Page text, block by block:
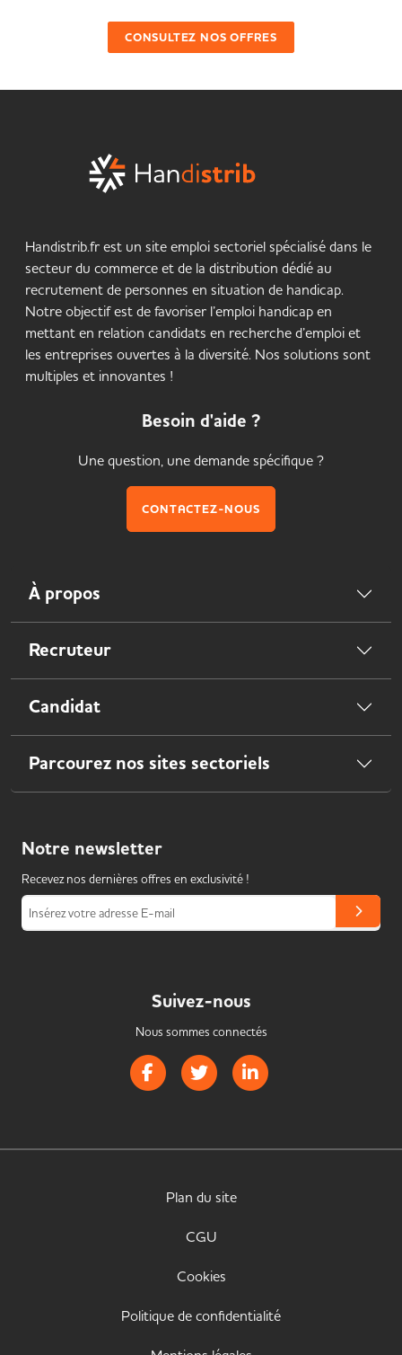
CONSULTEZ NOS OFFRES
Handistrib.fr est un site emploi sectoriel spécialisé dans le
secteur du commerce et de la distribution dédié au
recrutement de personnes en situation de handicap.
Notre objectif est de favoriser l’emploi handicap en
mettant en relation candidats en recherche d’emploi et
les entreprises ouvertes à la diversité. Nos solutions sont
multiples et innovantes !
Besoin d'aide ?
Une question, une demande spécifique ?
CONTACTEZ-NOUS
À propos
Recruteur
Candidat
Parcourez nos sites sectoriels
Notre newsletter
Recevez nos dernières offres en exclusivité !
Insérez votre adresse E-mail
Suivez-nous
Nous sommes connectés
Page Facebook de Handistrib
Page Twitter de Handistrib
Plan du site
CGU
Cookies
Politique de confidentialité